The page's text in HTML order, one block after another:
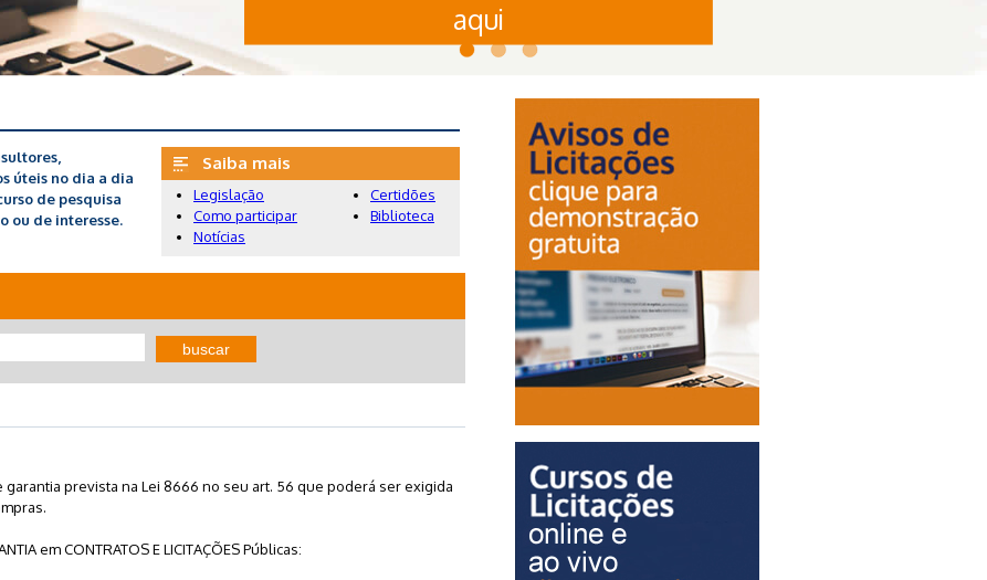
aqui
úteis no dia a dia
de pesquisa
ou de interesse.
Saiba mais
Legislação
Como participar
Notícias
Certidões
Biblioteca
buscar
prevista na Lei 8666 no seu art. 56 que poderá ser exigida
em CONTRATOS E LICITAÇÕES Públicas: